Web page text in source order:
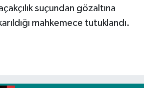
suçundan gözaltına
mahkemece tutuklandı.